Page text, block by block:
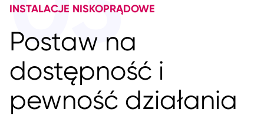
INSTALACJE NISKOPRĄDOWE
Postaw na
dostępność i
pewność działania